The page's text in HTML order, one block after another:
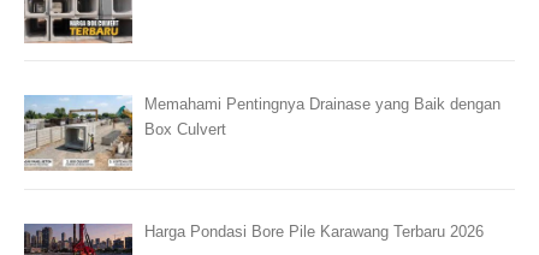
Memahami Pentingnya Drainase yang Baik dengan
Box Culvert
Harga Pondasi Bore Pile Karawang Terbaru 2026